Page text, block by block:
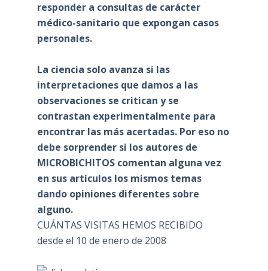
responder a consultas de carácter
médico-sanitario que expongan casos
personales.
La ciencia solo avanza si las
interpretaciones que damos a las
observaciones se critican y se
contrastan experimentalmente para
encontrar las más acertadas. Por eso no
debe sorprender si los autores de
MICROBICHITOS comentan alguna vez
en sus artículos los mismos temas
dando opiniones diferentes sobre
alguno.
CUÁNTAS VISITAS HEMOS RECIBIDO
desde el 10 de enero de 2008